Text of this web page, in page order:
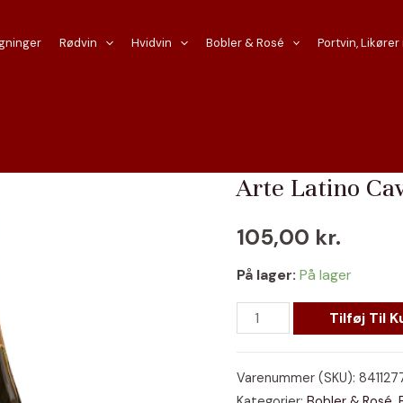
Rødvin Hvidvin Bobler & Rosé Portvin, Likører
Arte Latino
105,00 kr.
På lager: På lager
Arte
Brut
Tilføj Til
Varenummer (SKU):